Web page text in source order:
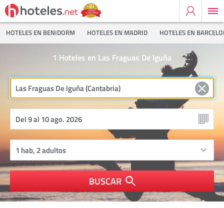
HOTELES EN BENIDORM HOTELES EN MADRID HOTELES EN
Hoteles en Las Fraguas De Iguña
1
BUSCAR